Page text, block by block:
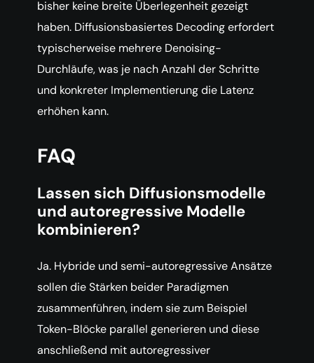
bisher keine breite Überlegenheit gezeigt
haben. Diffusionsbasiertes Decoding erfordert
typischerweise mehrere Denoising-
Durchläufe, was je nach Anzahl der Schritte
und konkreter Implementierung die Latenz
erhöhen kann.
FAQ
Lassen sich Diffusionsmodelle
und autoregressive Modelle
kombinieren?
Ja. Hybride und semi-autoregressive Ansätze
sollen die Stärken beider Paradigmen
zusammenführen, indem sie zum Beispiel
Token-Blöcke parallel generieren und diese
anschließend mit autoregressiver